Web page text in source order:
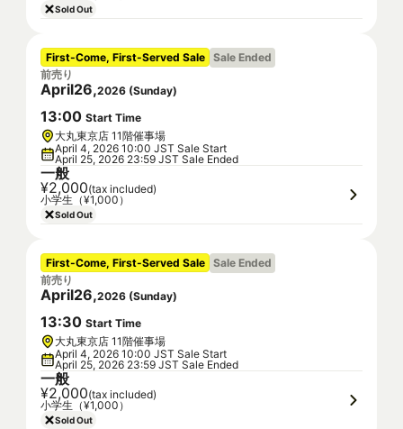
Sold Out
First-Come, First-Served Sale Sale Ended
前売り
April26,2026 (Sunday)
13:00 Start Time
大丸東京店 11階催事場
April 4, 2026 10:00 JST Sale Start
April 25, 2026 23:59 JST Sale Ended
一般
¥2,000(tax included)
小学生（¥1,000）
Sold Out
First-Come, First-Served Sale Sale Ended
前売り
April26,2026 (Sunday)
13:30 Start Time
大丸東京店 11階催事場
April 4, 2026 10:00 JST Sale Start
April 25, 2026 23:59 JST Sale Ended
一般
¥2,000(tax included)
小学生（¥1,000）
Sold Out